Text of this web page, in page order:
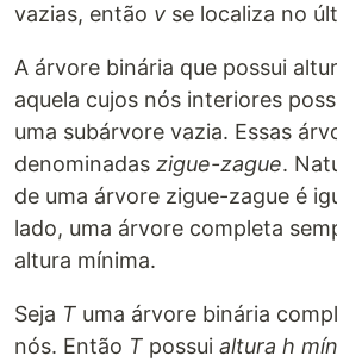
vazias, então v se localiza no
A árvore binária que possui
aquela cujos nós interiores
uma subárvore vazia. Essas
denominadas zigue-zague.
de uma árvore zigue-zague é
lado, uma árvore completa
altura mínima.
Seja T uma árvore binária
nós. Então T possui altura h